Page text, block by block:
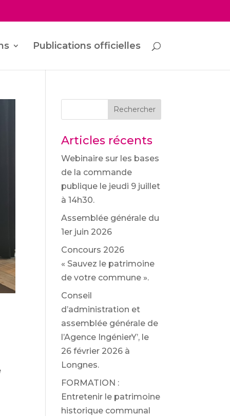
Publications officielles
Rechercher
Articles récents
Webinaire sur les bases
de la commande
publique le jeudi 9 juillet
à 14h30.
Assemblée générale du
1er juin 2026
Concours 2026
« Sauvez le patrimoine
de votre commune ».
Conseil
d’administration et
assemblée générale de
l’Agence IngénierY’, le
26 février 2026 à
Longnes.
FORMATION :
Entretenir le patrimoine
historique communal